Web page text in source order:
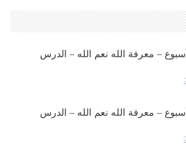
– معرفة الله نعم الله – الدرس
– معرفة الله نعم الله – الدرس